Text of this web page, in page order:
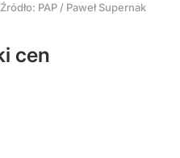
Źródło: PAP / Paweł Supernak
cen